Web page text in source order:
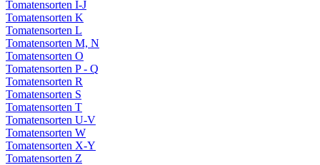
Tomatensorten I-J
Tomatensorten K
Tomatensorten L
Tomatensorten M, N
Tomatensorten O
Tomatensorten P - Q
Tomatensorten R
Tomatensorten S
Tomatensorten T
Tomatensorten U-V
Tomatensorten W
Tomatensorten X-Y
Tomatensorten Z